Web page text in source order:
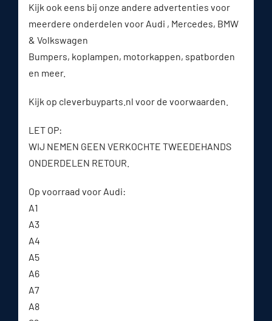
Kijk ook eens bij onze andere advertenties voor
meerdere onderdelen voor Audi , Mercedes, BMW
& Volkswagen
Bumpers, koplampen, motorkappen, spatborden
en meer.
Kijk op cleverbuyparts.nl voor de voorwaarden.
LET OP:
WIJ NEMEN GEEN VERKOCHTE TWEEDEHANDS
ONDERDELEN RETOUR.
Op voorraad voor Audi:
A1
A3
A4
A5
A6
A7
A8